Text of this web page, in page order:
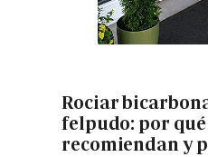
Rociar
felpudo: por
recomiendan y